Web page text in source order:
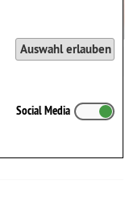
Auswahl erlauben
Social Media